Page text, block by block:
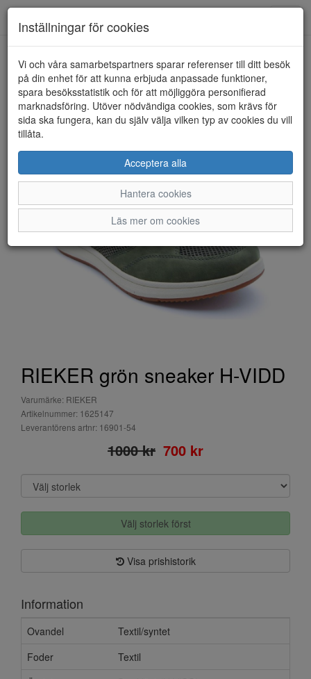
HEM RIEKER
RIEKER grön sneaker H-VIDD
Varumärke: RIEKER
Artikelnummer: 1625147
Leverantörens artnr: 16901-54
1000 kr 700 kr
Välj storlek först
Visa prishistorik
Information
Ovandel
Textil/syntet
Foder
Textil
Inställningar för cookies
Vi och våra samarbetspartners sparar referenser till ditt besök
på din enhet för att kunna erbjuda anpassade funktioner,
spara besöksstatistik och för att möjliggöra personifierad
marknadsföring. Utöver nödvändiga cookies, som krävs för
sida ska fungera, kan du själv välja vilken typ av cookies du vill
tillåta.
Acceptera alla
Hantera cookies
Läs mer om cookies